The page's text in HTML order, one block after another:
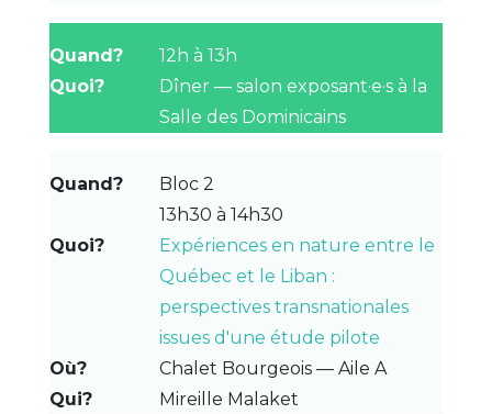
12h à 13h
Dîner — salon exposant·e·s à la
Salle des Dominicains
Bloc 2
13h30 à 14h30
Expériences en nature entre le
Québec et le Liban :
perspectives transnationales
issues d'une étude pilote
Chalet Bourgeois — Aile A
Mireille Malaket